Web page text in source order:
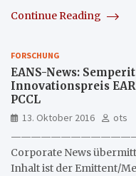
Continue Reading
FORSCHUNG
EANS-News:
Innovationspreis
PCCL
13. Oktober 2016
ots
Corporate News
Inhalt ist der Emittent/